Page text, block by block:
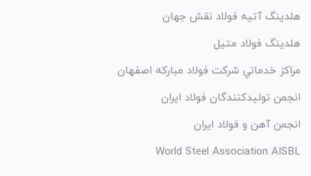
هلدینگ آتیه فولاد نقش جهان
هلدینگ فولاد متیل
مراکز خدماتي شرکت فولاد مبارکه اصفهان
انجمن تولیدکنندگان فولاد ایران
انجمن آهن و فولاد ایران
World Steel Association AISBL